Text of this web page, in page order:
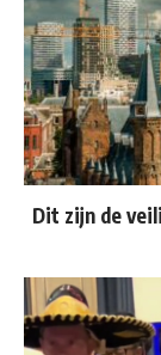
Dit zijn de